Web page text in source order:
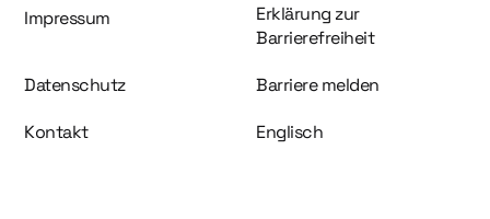
Information und Service
Impressum
Erklärung zur
Barrierefreiheit
Datenschutz Barriere melden
Kontakt Englisch